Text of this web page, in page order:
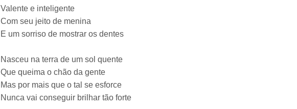
Valente e inteligente
Com seu jeito de menina
E um sorriso de mostrar os dentes
Nasceu na terra de um sol quente
Que queima o chão da gente
Mas por mais que o tal se esforce
Nunca vai conseguir brilhar tão forte